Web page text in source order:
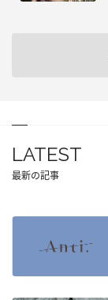
LATEST
最新の記事